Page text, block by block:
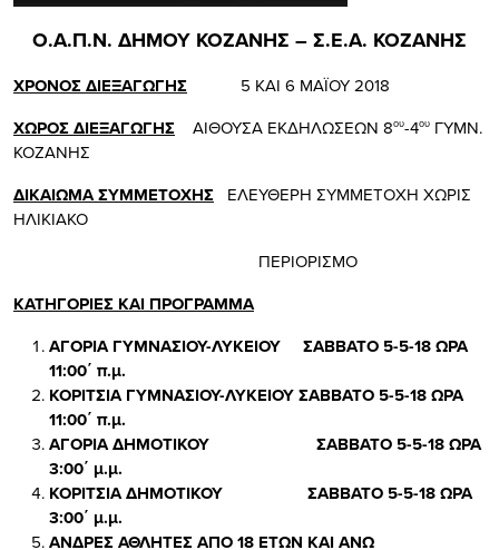
Ο.Α.Π.Ν. ΔΗΜΟΥ ΚΟΖΑΝΗΣ – Σ.Ε.Α. ΚΟΖΑΝΗΣ
ΧΡΟΝΟΣ ΔΙΕΞΑΓΩΓΗΣ 5 ΚΑΙ 6 ΜΑΪΟΥ 2018
ΧΩΡΟΣ ΔΙΕΞΑΓΩΓΗΣ ΑΙΘΟΥΣΑ ΕΚΔΗΛΩΣΕΩΝ 8ου-4ου ΓΥΜΝ.
ΚΟΖΑΝΗΣ
ΔΙΚΑΙΩΜΑ ΣΥΜΜΕΤΟΧΗΣ ΕΛΕΥΘΕΡΗ ΣΥΜΜΕΤΟΧΗ ΧΩΡΙΣ
ΗΛΙΚΙΑΚΟ
ΠΕΡΙΟΡΙΣΜΟ
ΚΑΤΗΓΟΡΙΕΣ ΚΑΙ ΠΡΟΓΡΑΜΜΑ
ΑΓΟΡΙΑ ΓΥΜΝΑΣΙΟΥ-ΛΥΚΕΙΟΥ ΣΑΒΒΑΤΟ 5-5-18 ΩΡΑ
11:00΄ π.μ.
ΚΟΡΙΤΣΙΑ ΓΥΜΝΑΣΙΟΥ-ΛΥΚΕΙΟΥ ΣΑΒΒΑΤΟ 5-5-18 ΩΡΑ
11:00΄ π.μ.
ΑΓΟΡΙΑ ΔΗΜΟΤΙΚΟΥ ΣΑΒΒΑΤΟ 5-5-18 ΩΡΑ
3:00΄ μ.μ.
ΚΟΡΙΤΣΙΑ ΔΗΜΟΤΙΚΟΥ ΣΑΒΒΑΤΟ 5-5-18 ΩΡΑ
3:00΄ μ.μ.
ΑΝΔΡΕΣ ΑΘΛΗΤΕΣ ΑΠΟ 18 ΕΤΩΝ ΚΑΙ ΑΝΩ